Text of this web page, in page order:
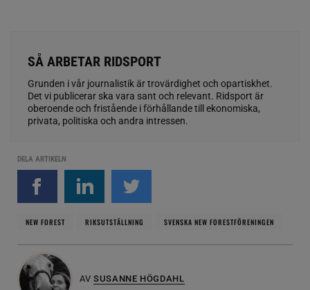
SÅ ARBETAR RIDSPORT
Grunden i vår journalistik är trovärdighet och opartiskhet.
Det vi publicerar ska vara sant och relevant. Ridsport är
oberoende och fristående i förhållande till ekonomiska,
privata, politiska och andra intressen.
DELA ARTIKELN
NEW FOREST RIKSUTSTÄLLNING SVENSKA NEW FORESTFÖRENINGEN
AV SUSANNE HÖGDAHL